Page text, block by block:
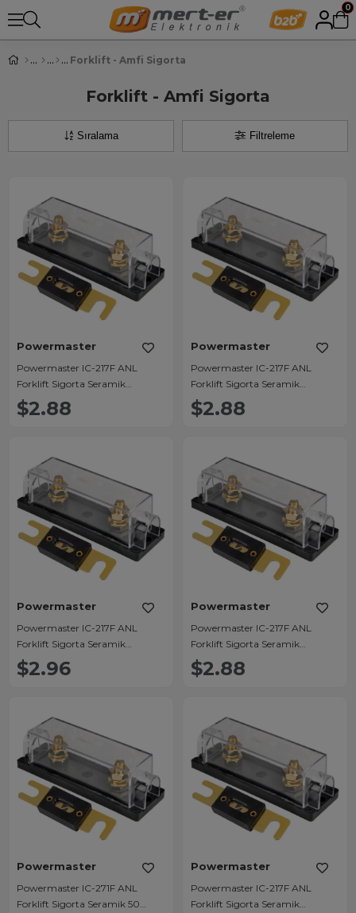
0
Forklift - Amfi Sigorta
Forklift - Amfi Sigorta
Filtreleme
Sıralama
Powermaster
Powermaster IC-217F ANL
Forklift Sigorta Seramik
400Amper
$2.88
Powermaster
Powermaster IC-217F ANL
Forklift Sigorta Seramik
250Amper
$2.88
Powermaster
Powermaster IC-217F ANL
Forklift Sigorta Seramik
180Amper
$2.96
Powermaster
Powermaster IC-217F ANL
Forklift Sigorta Seramik
80Amper
$2.88
Powermaster
Powermaster IC-271F ANL
Forklift Sigorta Seramik 50
Powermaster
Powermaster IC-217F ANL
Forklift Sigorta Seramik